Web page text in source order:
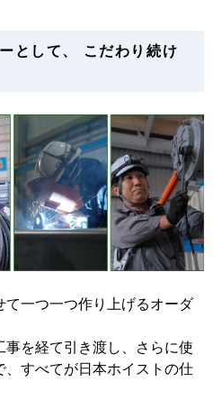
として、 こだわり続け
て一つ一つ作り上げるオーダ
を経て引き渡し、さらに使
、すべてが日本ホイストの仕